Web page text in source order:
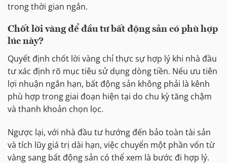
trong thời gian ngắn.
Chốt lời vàng để đầu tư bất động sản có phù hợp
lúc này?
Quyết định chốt lời vàng chỉ thực sự hợp lý khi nhà đầu
tư xác định rõ mục tiêu sử dụng dòng tiền. Nếu ưu tiên
lợi nhuận ngắn hạn, bất động sản không phải là kênh
phù hợp trong giai đoạn hiện tại do chu kỳ tăng chậm
và thanh khoản chọn lọc.
Ngược lại, với nhà đầu tư hướng đến bảo toàn tài sản
và tích lũy giá trị dài hạn, việc chuyển một phần vốn từ
vàng sang bất động sản có thể xem là bước đi hợp lý.